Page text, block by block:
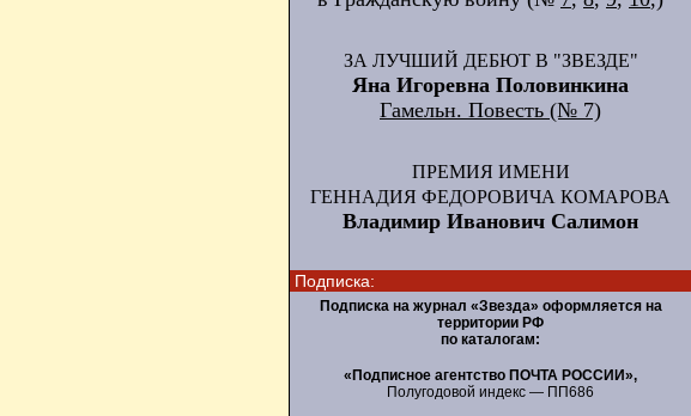
ЗА ЛУЧШИЙ ДЕБЮТ В "ЗВЕЗДЕ"
Яна Игоревна Половинкина
Гамельн. Повесть (№ 7)
ПРЕМИЯ ИМЕНИ
ГЕННАДИЯ ФЕДОРОВИЧА КОМАРОВА
Владимир Иванович Салимон
Подписка:
Подписка на журнал «Звезда» оформляется на
территории РФ
по каталогам:
«Подписное агентство ПОЧТА РОССИИ»,
Полугодовой индекс — ПП686